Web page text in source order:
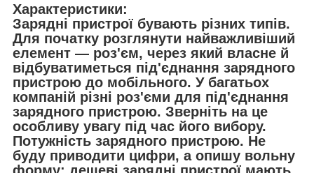
Характеристики:
Зарядні пристрої бувають різних типів.
Для початку розглянути найважливіший
елемент — роз'єм, через який власне й
відбуватиметься під'єднання зарядного
пристрою до мобільного. У багатьох
компаній різні роз'єми для під'єднання
зарядного пристрою. Зверніть на це
особливу увагу під час його вибору.
Потужність зарядного пристрою. Не
буду приводити цифри, а опишу вольну
форму: дешеві зарядні пристрої мають